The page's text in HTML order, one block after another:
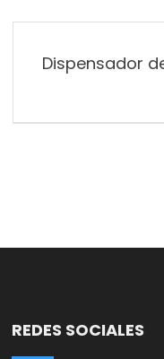
Dispensador
REDES SOCIALES